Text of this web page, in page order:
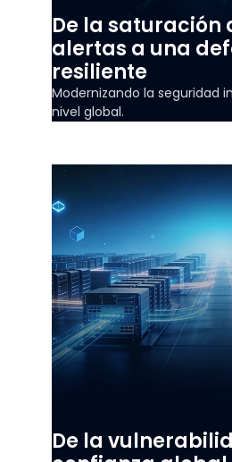
De la saturación
alertas a una
resiliente
Modernizando la seguridad
nivel global.
De la